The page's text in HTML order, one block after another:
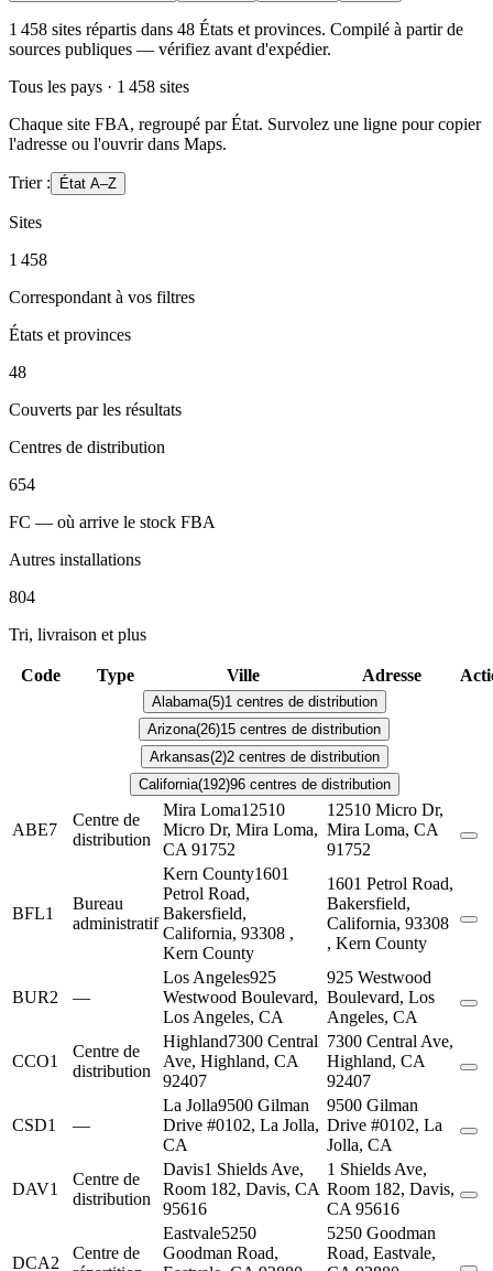
1 458 sites répartis dans 48 États et provinces. Compilé à partir de
sources publiques — vérifiez avant d'expédier.
Tous les pays · 1 458 sites
Chaque site FBA, regroupé par État. Survolez une ligne pour copier
l'adresse ou l'ouvrir dans Maps.
Trier : État A–Z
Sites
1 458
Correspondant à vos filtres
États et provinces
48
Couverts par les résultats
Centres de distribution
654
FC — où arrive le stock FBA
Autres installations
804
Tri, livraison et plus
Code Type Ville Adresse
Alabama(5)1 centres de distribution
Arizona(26)15 centres de distribution
Arkansas(2)2 centres de distribution
California(192)96 centres de distribution
ABE7
Centre de
distribution
Mira Loma12510
Micro Dr, Mira Loma,
CA 91752
12510 Micro Dr,
Mira Loma, CA
91752
BFL1
Bureau
administratif
Kern County1601
Petrol Road,
Bakersfield,
California, 93308 ,
Kern County
1601 Petrol Road,
Bakersfield,
California, 93308
, Kern County
BUR2 —
Los Angeles925
Westwood Boulevard,
Los Angeles, CA
925 Westwood
Boulevard, Los
Angeles, CA
CCO1
Centre de
distribution
Highland7300 Central
Ave, Highland, CA
92407
7300 Central Ave,
Highland, CA
92407
CSD1 —
La Jolla9500 Gilman
Drive #0102, La Jolla,
CA
9500 Gilman
Drive #0102, La
Jolla, CA
DAV1
Centre de
distribution
Davis1 Shields Ave,
Room 182, Davis, CA
95616
1 Shields Ave,
Room 182, Davis,
CA 95616
DCA2
Centre de
Eastvale5250
Goodman Road,
5250 Goodman
Road, Eastvale,